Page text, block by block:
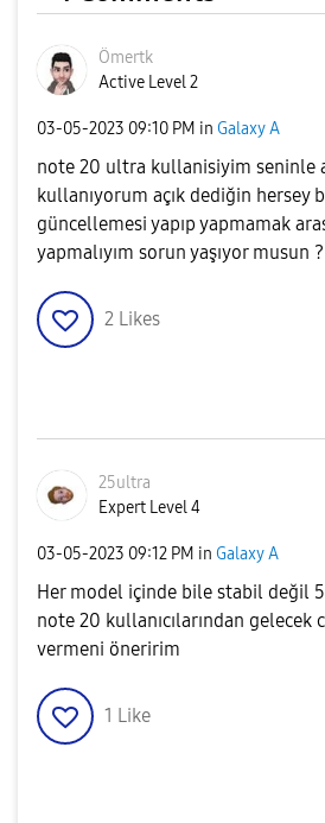
Ömertk
Active Level 2
‎03-05-2023 09:10 PM in Galaxy A
note 20 ultra kullanisiyim seninle
kullanıyorum açık dediğin hersey
güncellemesi yapıp yapmamak
yapmalıyım sorun yaşıyor musun ?
2 Likes
25ultra
Expert Level 4
‎03-05-2023 09:12 PM in Galaxy A
Her model içinde bile stabil değil
note 20 kullanıcılarından gelecek
vermeni öneririm
1 Like